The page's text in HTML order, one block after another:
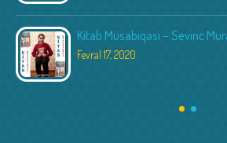
Kitab Müsabiqəsi – Sevinc
Fevral 17, 2020